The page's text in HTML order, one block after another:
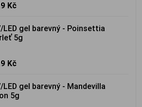
Kč
LED gel barevný - Poinsettia
5g
Kč
LED gel barevný - Mandevilla
5g